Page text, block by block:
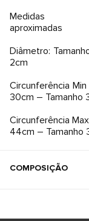
Medidas
aproximadas
Diâmetro:
2cm
Circunferência
30cm – Tamanho
Circunferência
44cm – Tamanho
COMPOSIÇÃO